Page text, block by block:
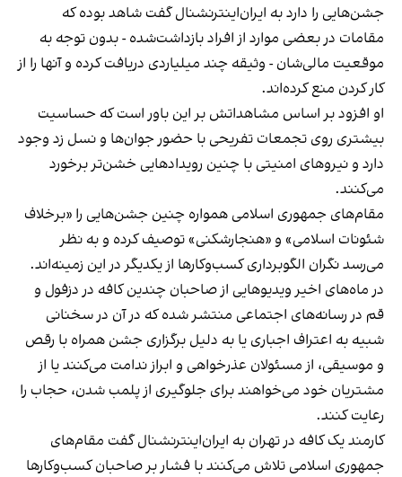
جشن‌هایی را دارد به ایران‌اینترنشنال گفت شاهد بوده که
مقامات در بعضی موارد از افراد بازداشت‌‌شده - بدون توجه به
موقعیت مالی‌شان - وثیقه چند میلیاردی دریافت کرده و آنها را از
کار کردن منع کرده‌اند.
او افزود بر اساس مشاهداتش بر این باور است که حساسیت
بیشتری روی تجمعات تفریحی با حضور جوان‌ها و نسل زد وجود
دارد و نیروهای امنیتی با چنین رویدادهایی خشن‌تر برخورد
می‌کنند.
مقام‌های جمهوری اسلامی همواره چنین جشن‌هایی را «برخلاف
شئونات اسلامی» و «هنجارشکنی» توصیف کرده و به نظر
می‌رسد نگران الگوبرداری کسب‌وکارها از یکدیگر در این زمینه‌اند.
در ماه‌های اخیر ویدیوهایی از صاحبان چندین کافه در دزفول و
قم در رسانه‌های اجتماعی منتشر شده که در آن در سخنانی
شبیه به اعتراف اجباری یا به دلیل برگزاری جشن همراه با رقص
و موسیقی، از مسئولان عذرخواهی و ابراز ندامت می‌کنند یا از
مشتریان خود می‌خواهند برای جلوگیری از پلمب شدن، حجاب را
رعایت کنند.
کارمند یک کافه در تهران به ایران‌اینترنشنال گفت مقام‌های
جمهوری اسلامی تلاش می‌کنند با فشار بر صاحبان کسب‌وکارها